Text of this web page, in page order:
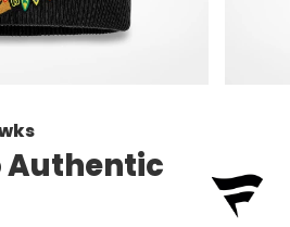
Authentic